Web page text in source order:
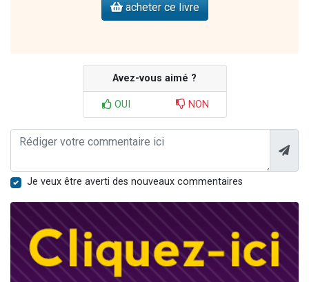
acheter ce livre
Avez-vous aimé ?
OUI NON
Je veux être averti des nouveaux commentaires